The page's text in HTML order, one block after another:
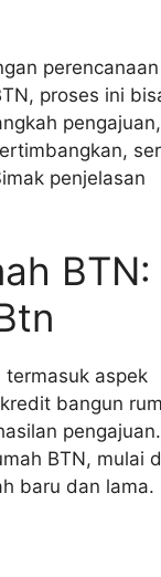
proses ini
penjelasan
BTN:
termasuk aspek
bangun
BTN, mulai
baru dan lama.